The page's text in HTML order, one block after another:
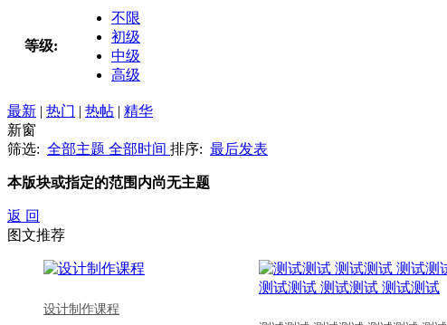
等级:
不限
初级
中级
高级
最新 | 热门 | 热帖 | 精华
新窗
筛选: 全部主题 全部时间 排序: 最后发表
本版块或指定的范围内尚无主题
返 回
图文推荐
设计制作课程